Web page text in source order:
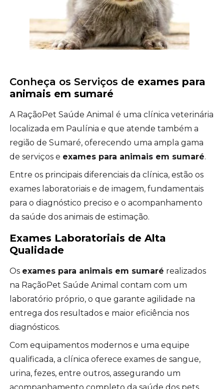
Conheça os Serviços de exames para
animais em sumaré
A RaçãoPet Saúde Animal é uma clínica veterinária
localizada em Paulínia e que atende também a
região de Sumaré, oferecendo uma ampla gama
de serviços e exames para animais em sumaré.
Entre os principais diferenciais da clínica, estão os
exames laboratoriais e de imagem, fundamentais
para o diagnóstico preciso e o acompanhamento
da saúde dos animais de estimação.
Exames Laboratoriais de Alta
Qualidade
Os exames para animais em sumaré realizados
na RaçãoPet Saúde Animal contam com um
laboratório próprio, o que garante agilidade na
entrega dos resultados e maior eficiência nos
diagnósticos.
Com equipamentos modernos e uma equipe
qualificada, a clínica oferece exames de sangue,
urina, fezes, entre outros, assegurando um
acompanhamento completo da saúde dos pets.